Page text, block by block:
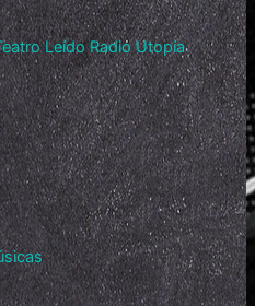
Leído Radio Utopía